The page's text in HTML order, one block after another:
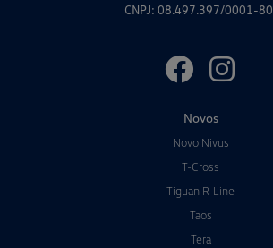
CNPJ: 08.497.397/0001-80
Novos
Novo Nivus
T-Cross
Tiguan R-Line
Taos
Tera